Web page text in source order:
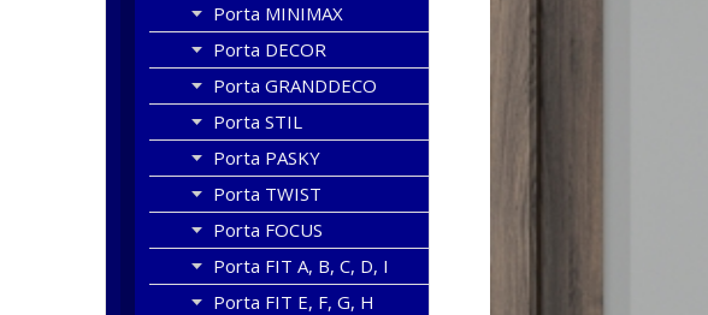
Porta MINIMAX
Porta DECOR
Porta GRANDDECO
Porta STIL
Porta PASKY
Porta TWIST
Porta FOCUS
Porta FIT A, B, C, D, I
Porta FIT E, F, G, H